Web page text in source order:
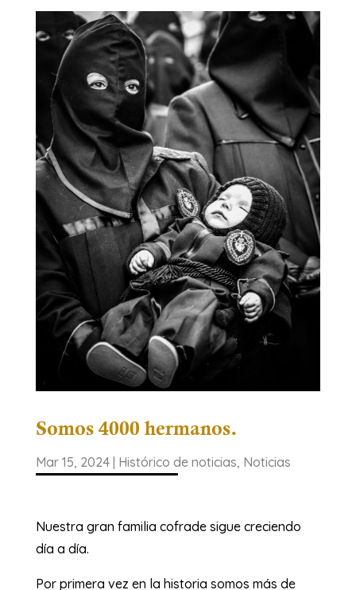
Somos 4000 hermanos.
Mar 15, 2024| Histórico de noticias, Noticias
Nuestra gran familia cofrade sigue creciendo
día a día.
Por primera vez en la historia somos más de